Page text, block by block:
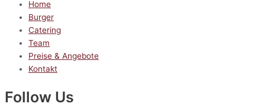
Home
Burger
Catering
Team
Preise & Angebote
Kontakt
Follow Us